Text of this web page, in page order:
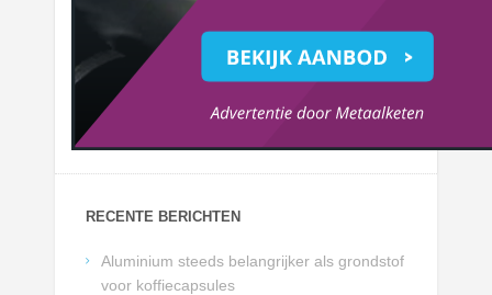
RECENTE BERICHTEN
Aluminium steeds belangrijker als grondstof
voor koffiecapsules